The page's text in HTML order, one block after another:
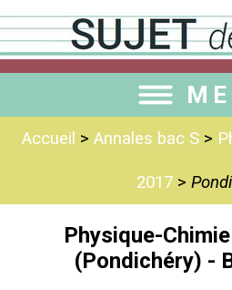
Accueil > Annales bac S >
2017>
Physique-
(Pondichéry) -